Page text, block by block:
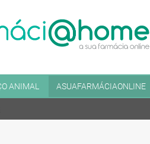
ANIMAL ASUAFARMÁCIAONLINE